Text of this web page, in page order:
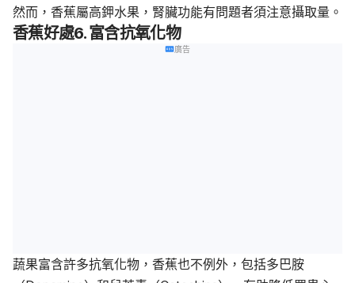
然而，香蕉屬高鉀水果，腎臟功能有問題者須注意攝取量。
香蕉好處6. 富含抗氧化物
廣告
蔬果富含許多抗氧化物，香蕉也不例外，包括多巴胺